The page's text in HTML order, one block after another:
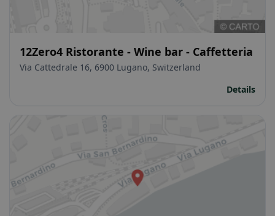
12Zero4 Ristorante - Wine bar - Caffetteria
Via Cattedrale 16, 6900 Lugano, Switzerland
Details